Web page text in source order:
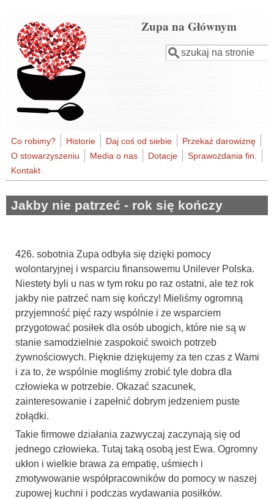
Zupa na Głównym
Formularz
Szukaj
Co robimy? Historie Daj coś od siebie
Przekaż darowiznę
O stowarzyszeniu
Media o nas Dotacje
Sprawozdania fin.
Kontakt
Jakby nie patrzeć - rok się kończy
426. sobotnia Zupa odbyła się dzięki pomocy
wolontaryjnej i wsparciu finansowemu Unilever Polska.
Niestety byli u nas w tym roku po raz ostatni, ale też rok
jakby nie patrzeć nam się kończy! Mieliśmy ogromną
przyjemność pięć razy wspólnie i ze wsparciem
przygotować posiłek dla osób ubogich, które nie są w
stanie samodzielnie zaspokoić swoich potrzeb
żywnościowych. Pięknie dziękujemy za ten czas z Wami
i za to, że wspólnie mogliśmy zrobić tyle dobra dla
człowieka w potrzebie. Okazać szacunek,
zainteresowanie i zapełnić dobrym jedzeniem puste
żołądki.
Takie firmowe działania zazwyczaj zaczynają się od
jednego człowieka. Tutaj taką osobą jest Ewa. Ogromny
ukłon i wielkie brawa za empatię, uśmiech i
zmotywowanie współpracowników do pomocy w naszej
zupowej kuchni i podczas wydawania posiłków.